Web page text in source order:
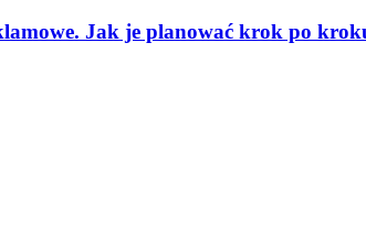
Jak je planować krok po